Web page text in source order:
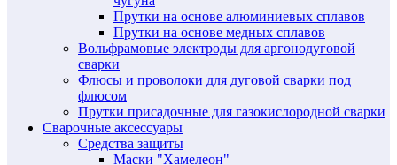
Прутки на основе алюминиевых сплавов
Прутки на основе медных сплавов
Вольфрамовые электроды для аргонодуговой
сварки
Флюсы и проволоки для дуговой сварки под
флюсом
Прутки присадочные для газокислородной сварки
Сварочные аксессуары
Средства защиты
Маски "Хамелеон"